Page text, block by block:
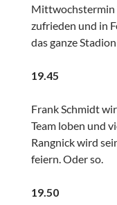
Mittwochstermin
zufrieden und in
das ganze
19.45
Frank Schmidt
Team loben und
Rangnick wird
feiern. Oder so.
19.50